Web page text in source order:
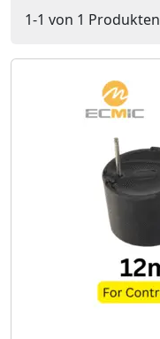
1-1 von 1 Produkten